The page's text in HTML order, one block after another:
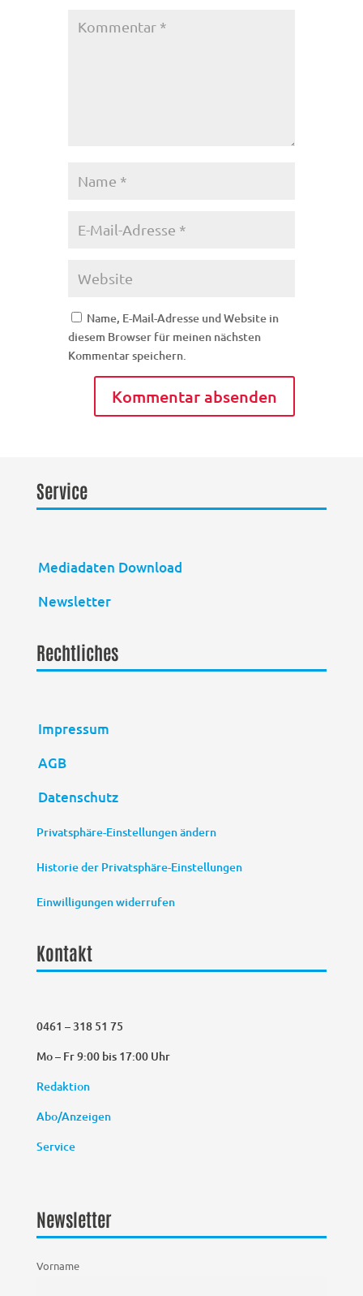
Name, E-Mail-Adresse und Website in
diesem Browser für meinen nächsten
Kommentar speichern.
Service
Mediadaten Download
Newsletter
Rechtliches
Impressum
AGB
Datenschutz
Privatsphäre-Einstellungen ändern
Historie der Privatsphäre-Einstellungen
Einwilligungen widerrufen
Kontakt
0461 – 318 51 75
Mo – Fr 9:00 bis 17:00 Uhr
Redaktion
Abo/Anzeigen
Service
Newsletter
Vorname